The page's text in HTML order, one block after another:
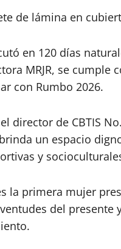
de lámina en
en 120 días
MRJR, se
con Rumbo 2026.
director de CBTIS
un espacio
y
la primera mujer
del presente